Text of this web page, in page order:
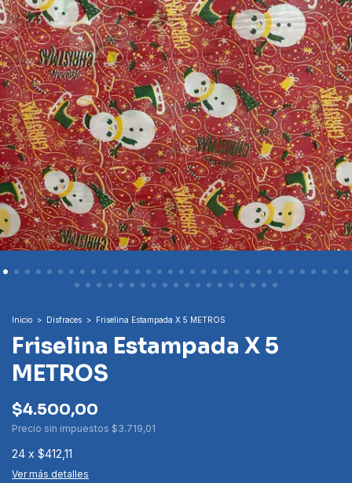
Inicio > Disfraces > Friselina Estampada X 5 METROS
Friselina Estampada X 5
METROS
$4.500,00
Precio sin impuestos $3.719,01
24 x $412,11
Ver más detalles